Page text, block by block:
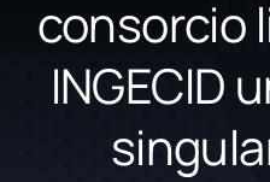
consorcio
INGECID